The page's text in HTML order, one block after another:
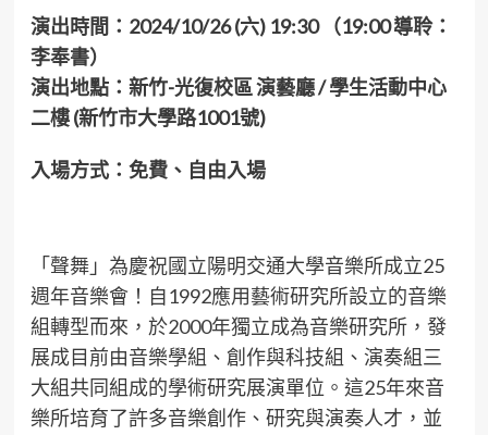
演出時間：2024/10/26 (六) 19:30 （19:00 導聆：
李奉書）
演出地點： 新竹-光復校區 演藝廳 / 學生活動中心
二樓(新竹市大學路1001號)
入場方式：免費、自由入場
「聲舞」為慶祝國立陽明交通大學音樂所成立25
週年音樂會！自1992應用藝術研究所設立的音樂
組轉型而來，於2000年獨立成為音樂研究所，發
展成目前由音樂學組、創作與科技組、演奏組三
大組共同組成的學術研究展演單位。這25年來音
樂所培育了許多音樂創作、研究與演奏人才，並